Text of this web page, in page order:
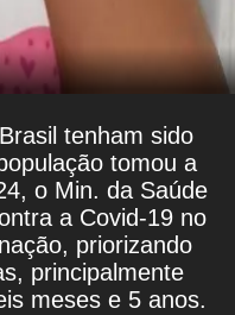
tenham sido
tomou a
o Min. da Saúde
a Covid-19 no
priorizando
principalmente
meses e 5 anos.